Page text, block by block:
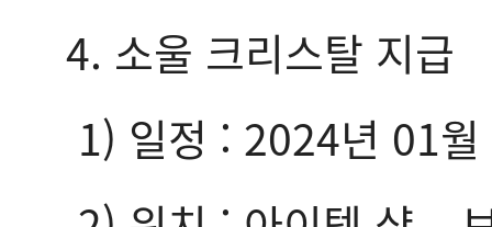
4. 소울 크리스탈 지급
1) 일정 : 2024년 01